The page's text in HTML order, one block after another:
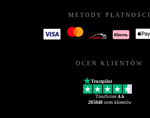
METODY PŁATNOŚCI
OCEN KLIENTÓW
Trustpilot
TrustScore 4.6
205848ocen klientów